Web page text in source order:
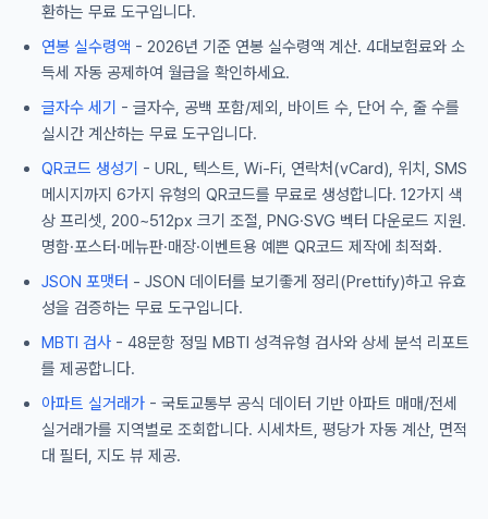
환하는 무료 도구입니다.
연봉 실수령액 - 2026년 기준 연봉 실수령액 계산. 4대보험료와 소
득세 자동 공제하여 월급을 확인하세요.
글자수 세기 - 글자수, 공백 포함/제외, 바이트 수, 단어 수, 줄 수를
실시간 계산하는 무료 도구입니다.
QR코드 생성기 - URL, 텍스트, Wi-Fi, 연락처(vCard), 위치, SMS
메시지까지 6가지 유형의 QR코드를 무료로 생성합니다. 12가지 색
상 프리셋, 200~512px 크기 조절, PNG·SVG 벡터 다운로드 지원.
명함·포스터·메뉴판·매장·이벤트용 예쁜 QR코드 제작에 최적화.
JSON 포맷터 - JSON 데이터를 보기좋게 정리(Prettify)하고 유효
성을 검증하는 무료 도구입니다.
MBTI 검사 - 48문항 정밀 MBTI 성격유형 검사와 상세 분석 리포트
를 제공합니다.
아파트 실거래가 - 국토교통부 공식 데이터 기반 아파트 매매/전세
실거래가를 지역별로 조회합니다. 시세차트, 평당가 자동 계산, 면적
대 필터, 지도 뷰 제공.